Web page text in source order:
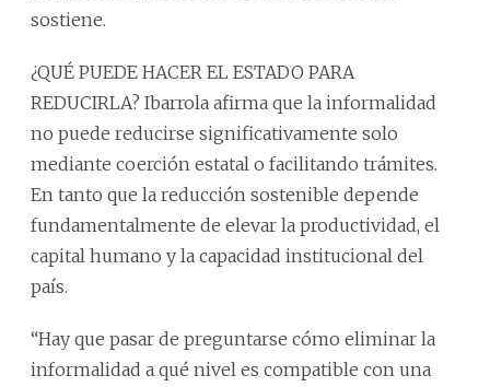
sostiene.
¿QUÉ PUEDE HACER EL ESTADO PARA
REDUCIRLA? Ibarrola afirma que la informalidad
no puede reducirse significativamente solo
mediante coerción estatal o facilitando trámites.
En tanto que la reducción sostenible depende
fundamentalmente de elevar la productividad, el
capital humano y la capacidad institucional del
país.
“Hay que pasar de preguntarse cómo eliminar la
informalidad a qué nivel es compatible con una